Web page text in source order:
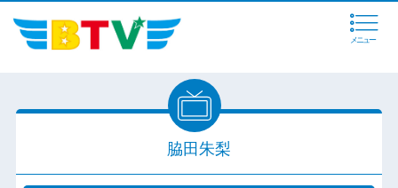
メニュー
脇田朱梨